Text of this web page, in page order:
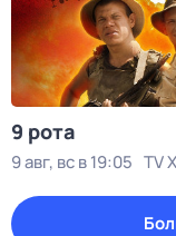
9 рота
9 авг, вс в 19:05 TV